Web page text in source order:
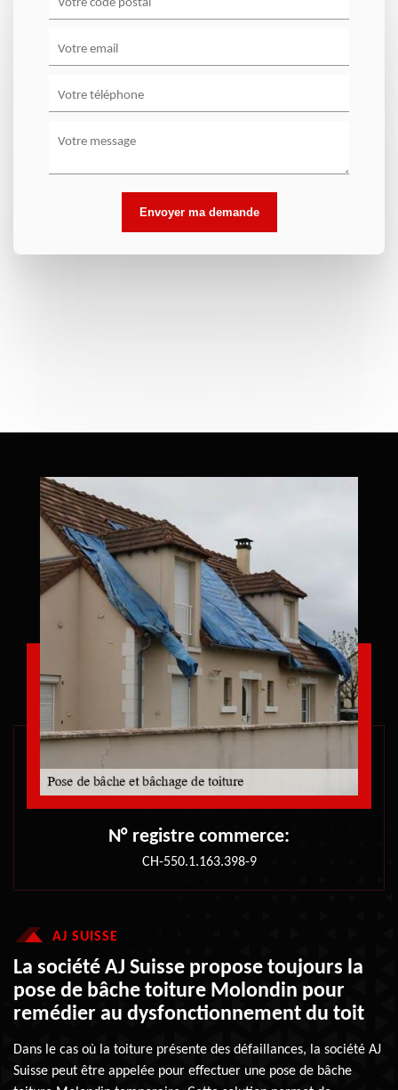
N° registre commerce:
CH-550.1.163.398-9
AJ SUISSE
La société AJ Suisse propose toujours la
pose de bâche toiture Molondin pour
remédier au dysfonctionnement du toit
Dans le cas où la toiture présente des défaillances, la société AJ
Suisse peut être appelée pour effectuer une pose de bâche